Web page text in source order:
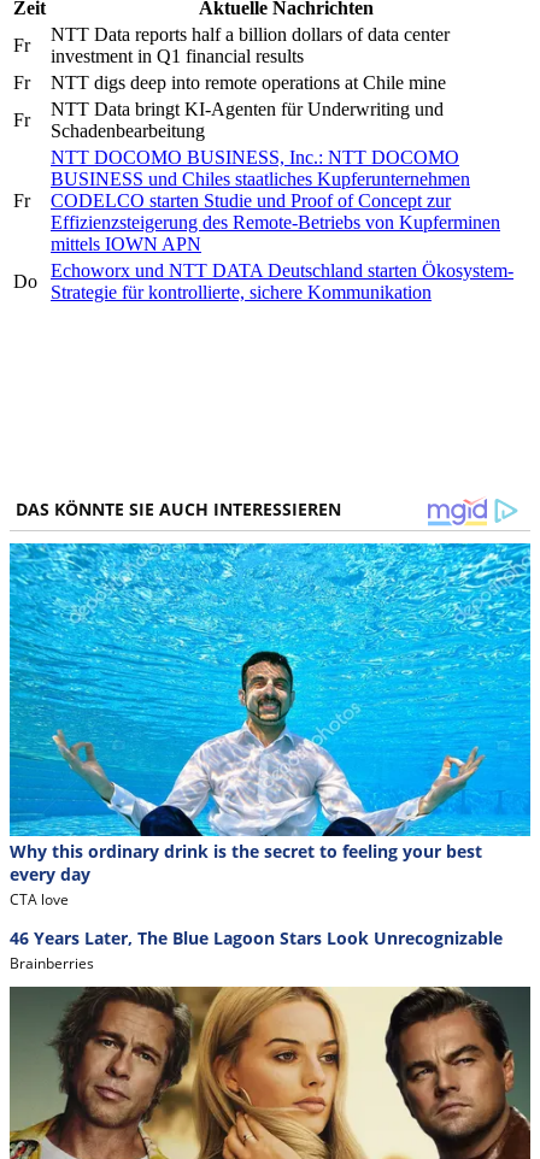
Zeit
Aktuelle Nachrichten
Fr
NTT Data reports half a billion dollars of data center
investment in Q1 financial results
Fr
NTT digs deep into remote operations at Chile mine
Fr
NTT Data bringt KI-Agenten für Underwriting und
Schadenbearbeitung
Fr
NTT DOCOMO BUSINESS, Inc.: NTT DOCOMO
BUSINESS und Chiles staatliches Kupferunternehmen
CODELCO starten Studie und Proof of Concept zur
Effizienzsteigerung des Remote-Betriebs von Kupferminen
mittels IOWN APN
Do
Echoworx und NTT DATA Deutschland starten Ökosystem-
Strategie für kontrollierte, sichere Kommunikation